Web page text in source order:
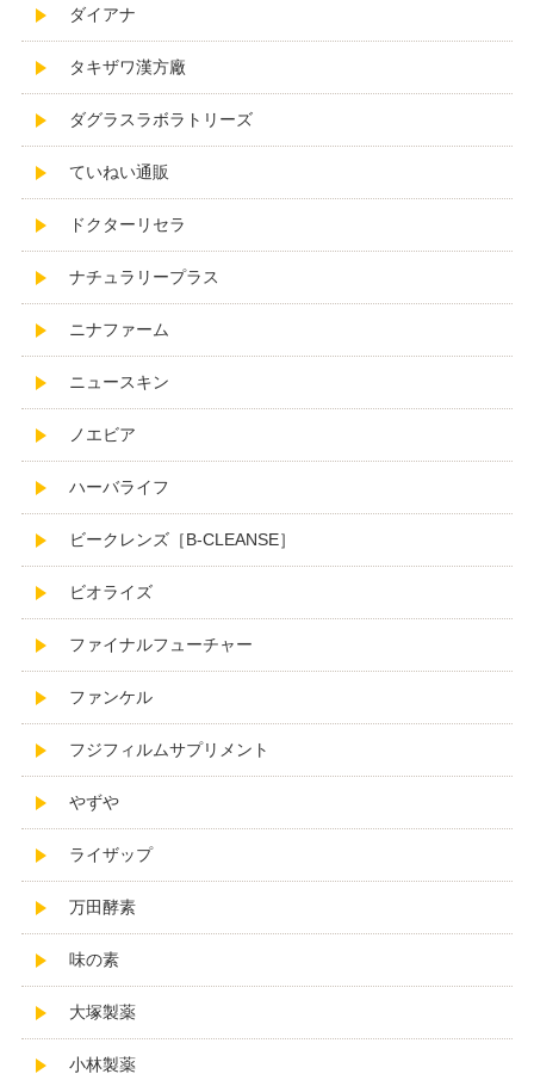
ダイアナ
タキザワ漢方廠
ダグラスラボラトリーズ
ていねい通販
ドクターリセラ
ナチュラリープラス
ニナファーム
ニュースキン
ノエビア
ハーバライフ
ビークレンズ［B-CLEANSE］
ビオライズ
ファイナルフューチャー
ファンケル
フジフィルムサプリメント
やずや
ライザップ
万田酵素
味の素
大塚製薬
小林製薬